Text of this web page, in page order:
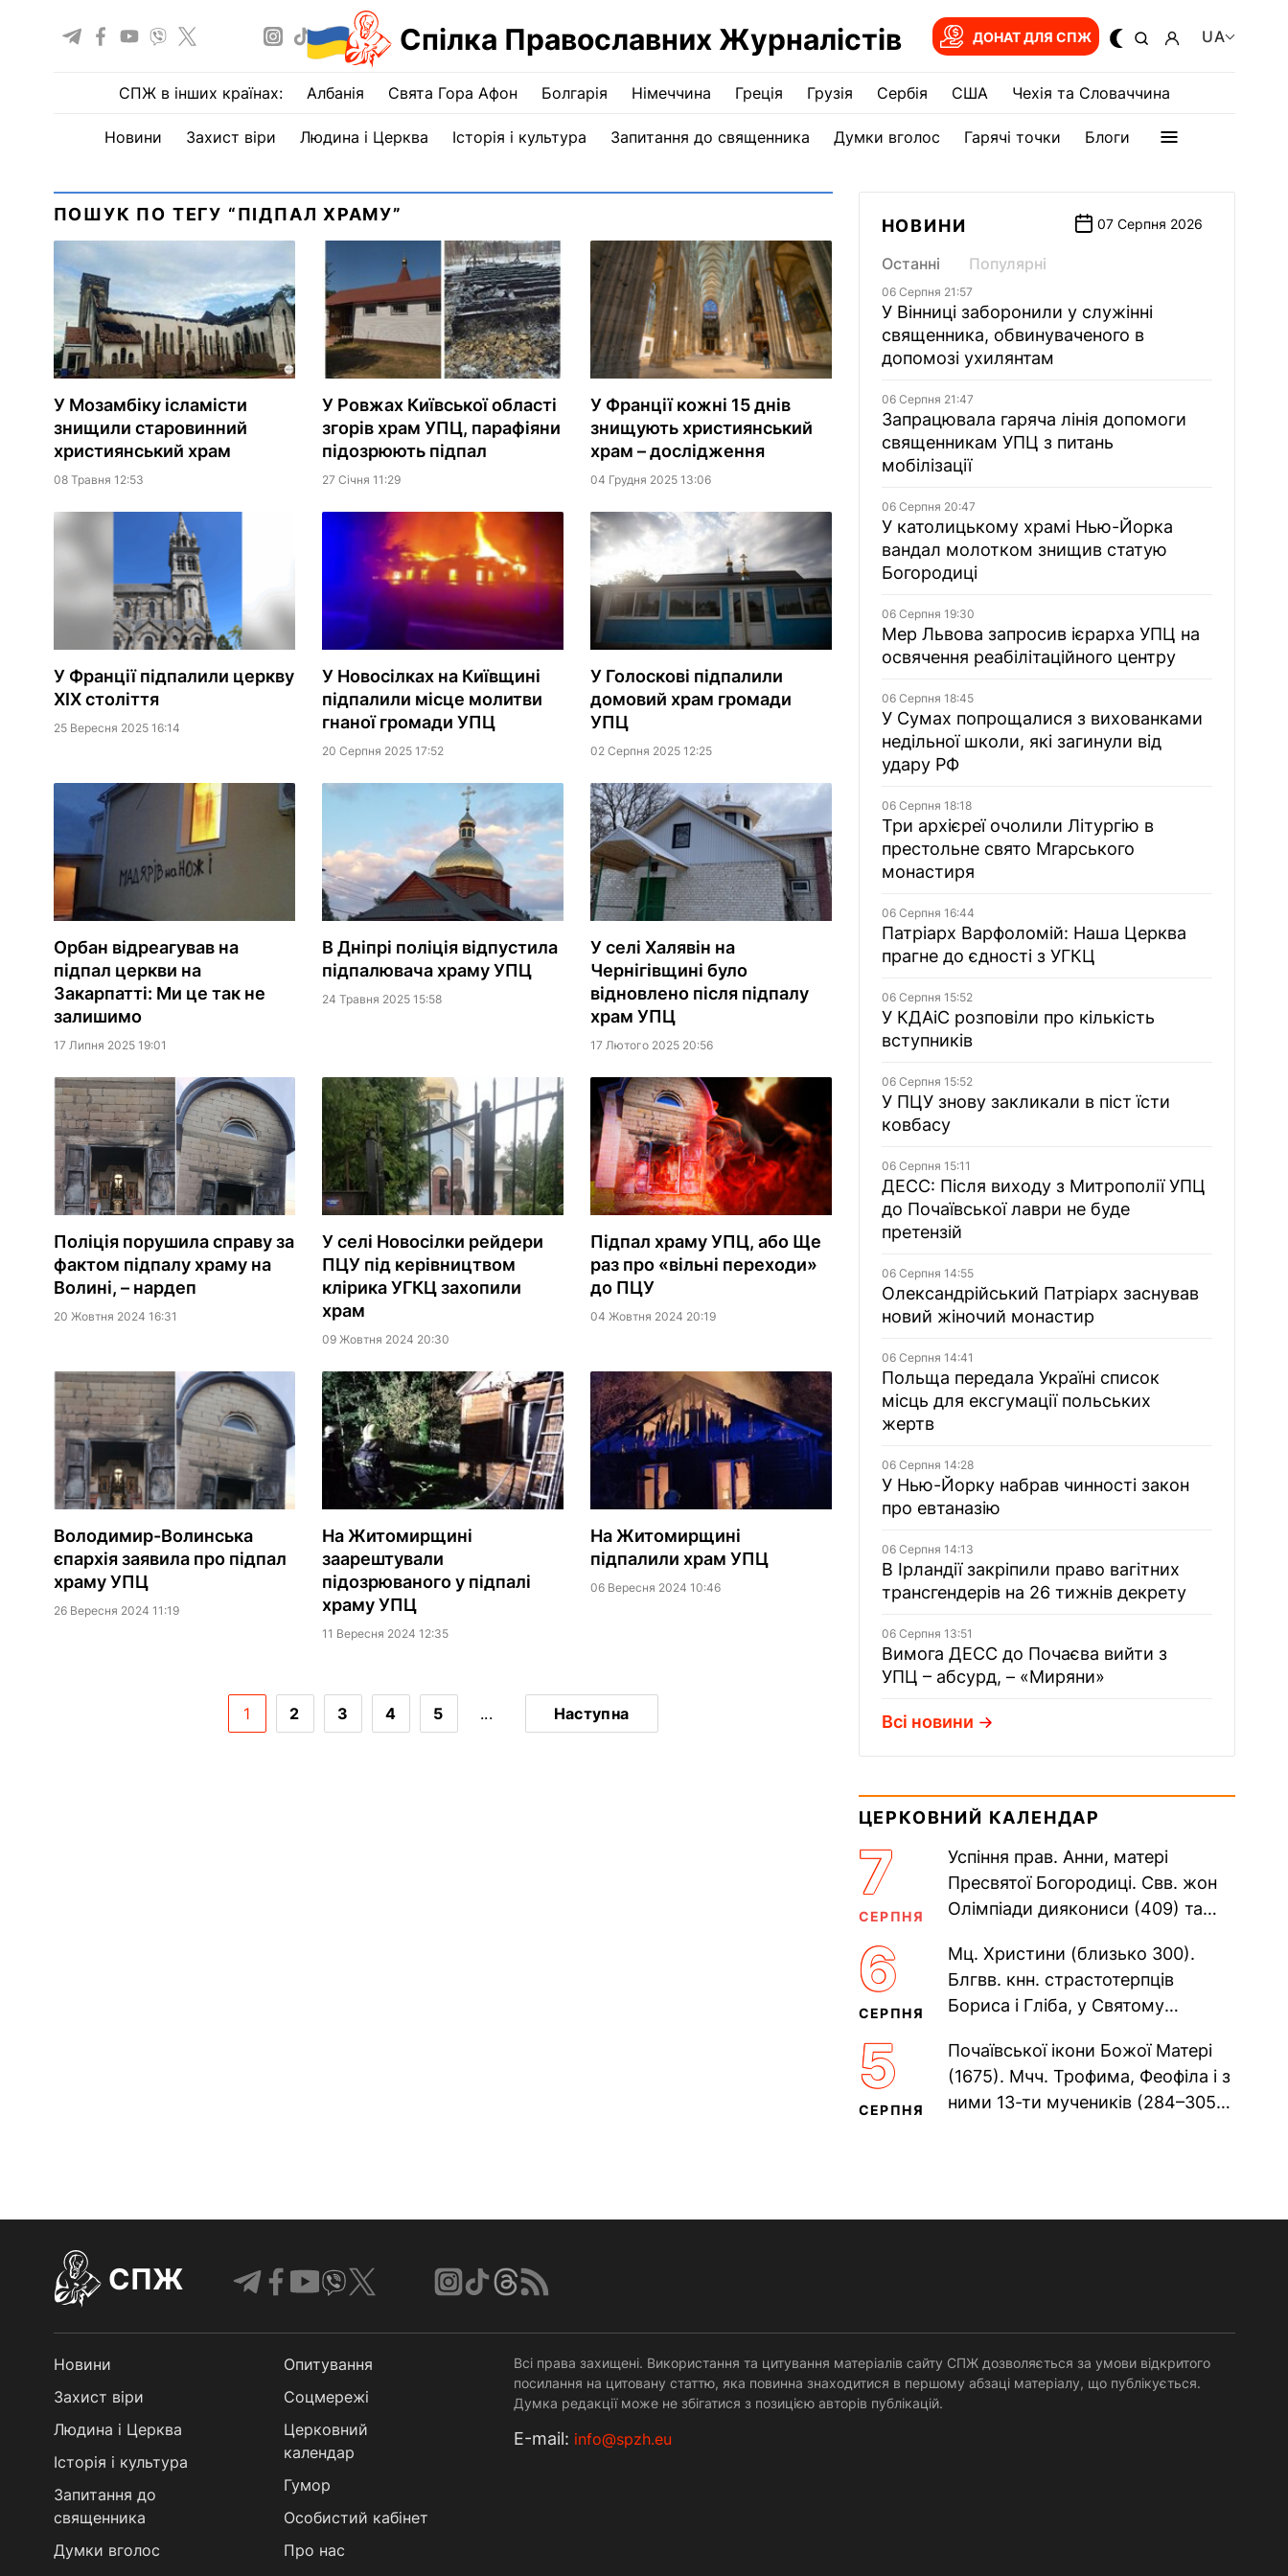
Спілка Православних Журналістів ДОНАТ ДЛЯ СПЖ UA
СПЖ в інших країнах: Албанія Свята Гора Афон Болгарія Німеччина Греція Грузія Сербія США Чехія та Словаччина
Новини Захист віри Людина і Церква Історія і культура Запитання до священника Думки вголос Гарячі точки Блоги
ПОШУК ПО ТЕГУ “ПІДПАЛ ХРАМУ”
У Мозамбіку ісламісти
знищили старовинний
християнський храм
08 Травня 12:53
У Ровжах Київської області
згорів храм УПЦ, парафіяни
підозрюють підпал
27 Сiчня 11:29
У Франції кожні 15 днів
знищують християнський
храм – дослідження
04 Грудня 2025 13:06
У Франції підпалили церкву
XIX століття
25 Вересня 2025 16:14
У Новосілках на Київщині
підпалили місце молитви
гнаної громади УПЦ
20 Серпня 2025 17:52
У Голоскові підпалили
домовий храм громади
УПЦ
02 Серпня 2025 12:25
Орбан відреагував на
підпал церкви на
Закарпатті: Ми це так не
залишимо
17 Липня 2025 19:01
В Дніпрі поліція відпустила
підпалювача храму УПЦ
24 Травня 2025 15:58
У селі Халявін на
Чернігівщині було
відновлено після підпалу
храм УПЦ
17 Лютого 2025 20:56
Поліція порушила справу за
фактом підпалу храму на
Волині, – нардеп
20 Жовтня 2024 16:31
У селі Новосілки рейдери
ПЦУ під керівництвом
клірика УГКЦ захопили
храм
09 Жовтня 2024 20:30
Підпал храму УПЦ, або Ще
раз про «вільні переходи»
до ПЦУ
04 Жовтня 2024 20:19
Володимир-Волинська
єпархія заявила про підпал
храму УПЦ
26 Вересня 2024 11:19
На Житомирщині
заарештували
підозрюваного у підпалі
храму УПЦ
11 Вересня 2024 12:35
На Житомирщині
підпалили храм УПЦ
06 Вересня 2024 10:46
1 2 3 4 5 ... Наступна
НОВИНИ 07 Серпня 2026
Останні Популярні
06 Серпня 21:57
У Вінниці заборонили у служінні
священника, обвинуваченого в
допомозі ухилянтам
06 Серпня 21:47
Запрацювала гаряча лінія допомоги
священникам УПЦ з питань
мобілізації
06 Серпня 20:47
У католицькому храмі Нью-Йорка
вандал молотком знищив статую
Богородиці
06 Серпня 19:30
Мер Львова запросив ієрарха УПЦ на
освячення реабілітаційного центру
06 Серпня 18:45
У Сумах попрощалися з вихованками
недільної школи, які загинули від
удару РФ
06 Серпня 18:18
Три архієреї очолили Літургію в
престольне свято Мгарського
монастиря
06 Серпня 16:44
Патріарх Варфоломій: Наша Церква
прагне до єдності з УГКЦ
06 Серпня 15:52
У КДАіС розповіли про кількість
вступників
06 Серпня 15:52
У ПЦУ знову закликали в піст їсти
ковбасу
06 Серпня 15:11
ДЕСС: Після виходу з Митрополії УПЦ
до Почаївської лаври не буде
претензій
06 Серпня 14:55
Олександрійський Патріарх заснував
новий жіночий монастир
06 Серпня 14:41
Польща передала Україні список
місць для ексгумації польських
жертв
06 Серпня 14:28
У Нью-Йорку набрав чинності закон
про евтаназію
06 Серпня 14:13
В Ірландії закріпили право вагітних
трансгендерів на 26 тижнів декрету
06 Серпня 13:51
Вимога ДЕСС до Почаєва вийти з
УПЦ – абсурд, – «Миряни»
Всі новини
ЦЕРКОВНИЙ КАЛЕНДАР
7
СЕРПНЯ
Успіння прав. Анни, матері
Пресвятої Богородиці. Свв. жон
Олімпіади диякониси (409) та
Пам’ять V Вселенського...
6
СЕРПНЯ
Мц. Христини (близько 300).
Блгвв. кнн. страстотерпців
Бориса і Гліба, у Святому
Прп. Полікарпа, архімандрита...
5
СЕРПНЯ
Почаївської ікони Божої Матері
(1675). Мчч. Трофима, Феофіла і з
ними 13-ти мучеників (284–305).
СПЖ
Новини
Захист віри
Людина і Церква
Історія і культура
Запитання до
священника
Думки вголос
Опитування
Соцмережі
Церковний
календар
Гумор
Особистий кабінет
Про нас
Всі права захищені. Використання та цитування матеріалів сайту СПЖ дозволяється за умови відкритого
посилання на цитовану статтю, яка повинна знаходитися в першому абзаці матеріалу, що публікується.
Думка редакції може не збігатися з позицією авторів публікацій.
Е-mail: info@spzh.eu